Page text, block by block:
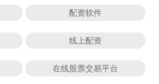
配资软件
线上配资
在线股票交易平台